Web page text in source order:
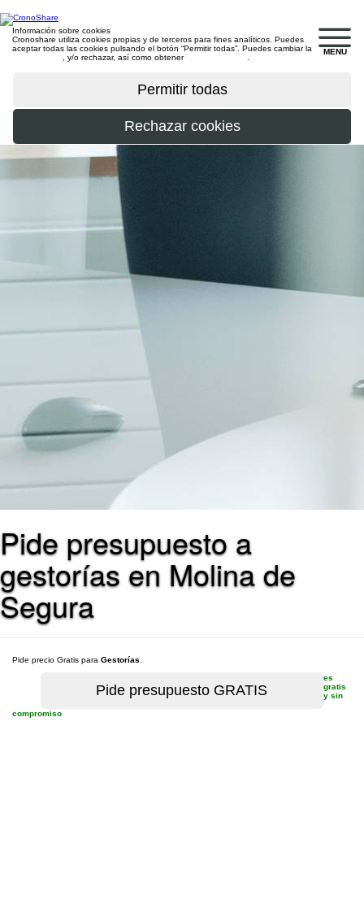
MENU
Información sobre cookies
Cronoshare utiliza cookies propias y de terceros para fines analíticos. Puedes
aceptar todas las cookies pulsando el botón “Permitir todas”. Puedes cambiar la
, y/o rechazar, así como obtener
Pide presupuesto a
gestorías en Molina de
Segura
Pide precio Gratis para Gestorías
es
gratis
y sin
compromiso